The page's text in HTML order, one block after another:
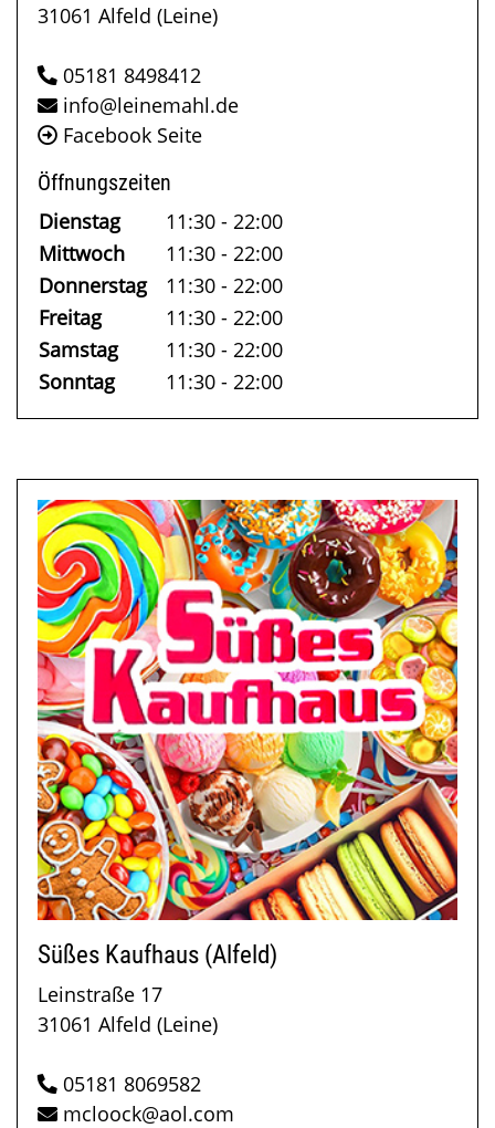
31061 Alfeld (Leine)
05181 8498412
info@leinemahl.de
Facebook Seite
Öffnungszeiten
Dienstag
11:30 - 22:00
Mittwoch
11:30 - 22:00
Donnerstag 11:30 - 22:00
Freitag
11:30 - 22:00
Samstag
11:30 - 22:00
Sonntag
11:30 - 22:00
Süßes Kaufhaus (Alfeld)
Leinstraße 17
31061 Alfeld (Leine)
05181 8069582
mcloock@aol.com